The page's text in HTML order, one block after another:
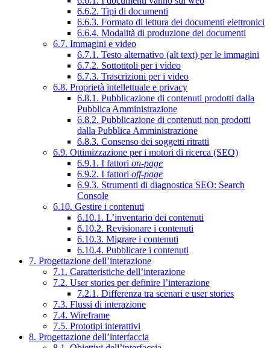
6.6.2. Tipi di documenti
6.6.3. Formato di lettura dei documenti elettronici
6.6.4. Modalità di produzione dei documenti
6.7. Immagini e video
6.7.1. Testo alternativo (alt text) per le immagini
6.7.2. Sottotitoli per i video
6.7.3. Trascrizioni per i video
6.8. Proprietà intellettuale e privacy
6.8.1. Pubblicazione di contenuti prodotti dalla
Pubblica Amministrazione
6.8.2. Pubblicazione di contenuti non prodotti
dalla Pubblica Amministrazione
6.8.3. Consenso dei soggetti ritratti
6.9. Ottimizzazione per i motori di ricerca (SEO)
6.9.1. I fattori on-page
6.9.2. I fattori off-page
6.9.3. Strumenti di diagnostica SEO: Search
Console
6.10. Gestire i contenuti
6.10.1. L’inventario dei contenuti
6.10.2. Revisionare i contenuti
6.10.3. Migrare i contenuti
6.10.4. Pubblicare i contenuti
7. Progettazione dell’interazione
7.1. Caratteristiche dell’interazione
7.2. User stories per definire l’interazione
7.2.1. Differenza tra scenari e user stories
7.3. Flussi di interazione
7.4. Wireframe
7.5. Prototipi interattivi
8. Progettazione dell’interfaccia